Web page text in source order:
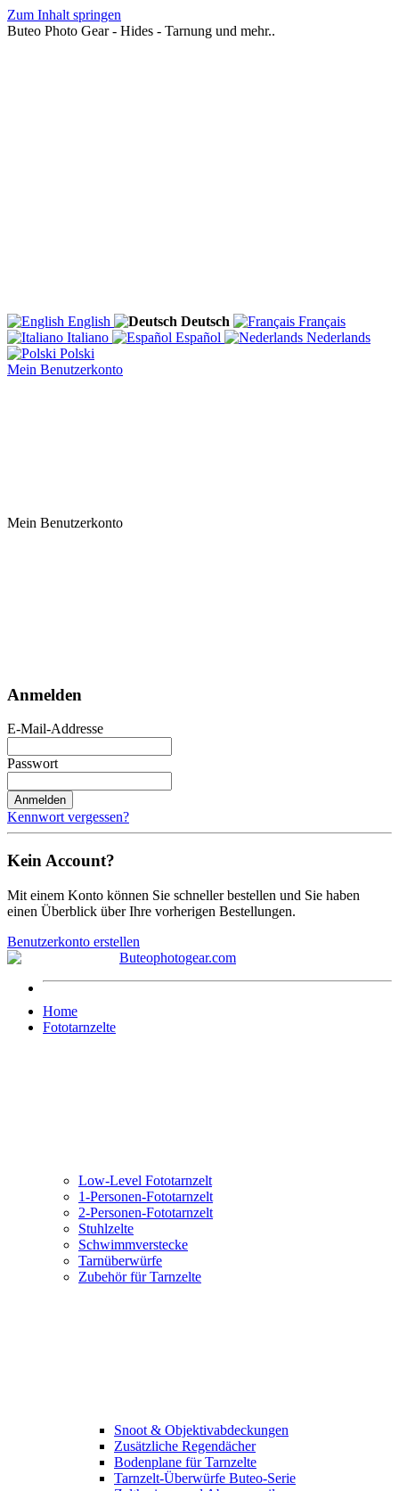
Zum Inhalt springen
Buteo Photo Gear - Hides - Tarnung und mehr..
English Deutsch
Français
Italiano
Español
Nederlands
Polski
Mein Benutzerkonto
Mein Benutzerkonto
Anmelden
E-Mail-Addresse
Passwort
Anmelden
Kennwort vergessen?
Kein Account?
Mit einem Konto können Sie schneller bestellen und Sie haben
einen Überblick über Ihre vorherigen Bestellungen.
Benutzerkonto erstellen
Home
Fototarnzelte
Low-Level Fototarnzelt
1-Personen-Fototarnzelt
2-Personen-Fototarnzelt
Stuhlzelte
Schwimmverstecke
Tarnüberwürfe
Zubehör für Tarnzelte
Snoot & Objektivabdeckungen
Zusätzliche Regendächer
Bodenplane für Tarnzelte
Tarnzelt-Überwürfe Buteo-Serie